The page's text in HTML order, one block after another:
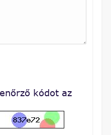
kódot az